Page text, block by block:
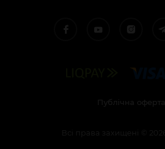
Публічна оферта
Всі права захищені 2026